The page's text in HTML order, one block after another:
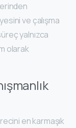
ve çalışma
yalnızca
olarak
en karmaşık